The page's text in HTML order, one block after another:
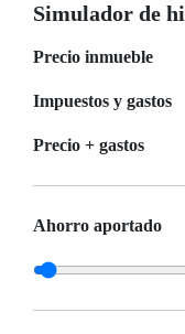
Simulador de
Precio inmueble
Impuestos y gastos
Precio + gastos
Ahorro aportado